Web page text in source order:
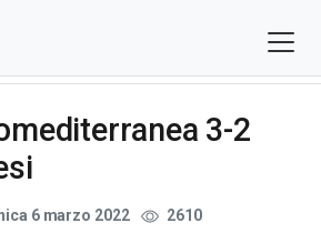
3-2
6 marzo 2022 2610